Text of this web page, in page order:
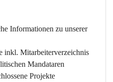
Informationen zu unserer
inkl. Mitarbeiterverzeichnis
Mandataren
Projekte